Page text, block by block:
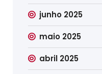
junho 2025
maio 2025
abril 2025